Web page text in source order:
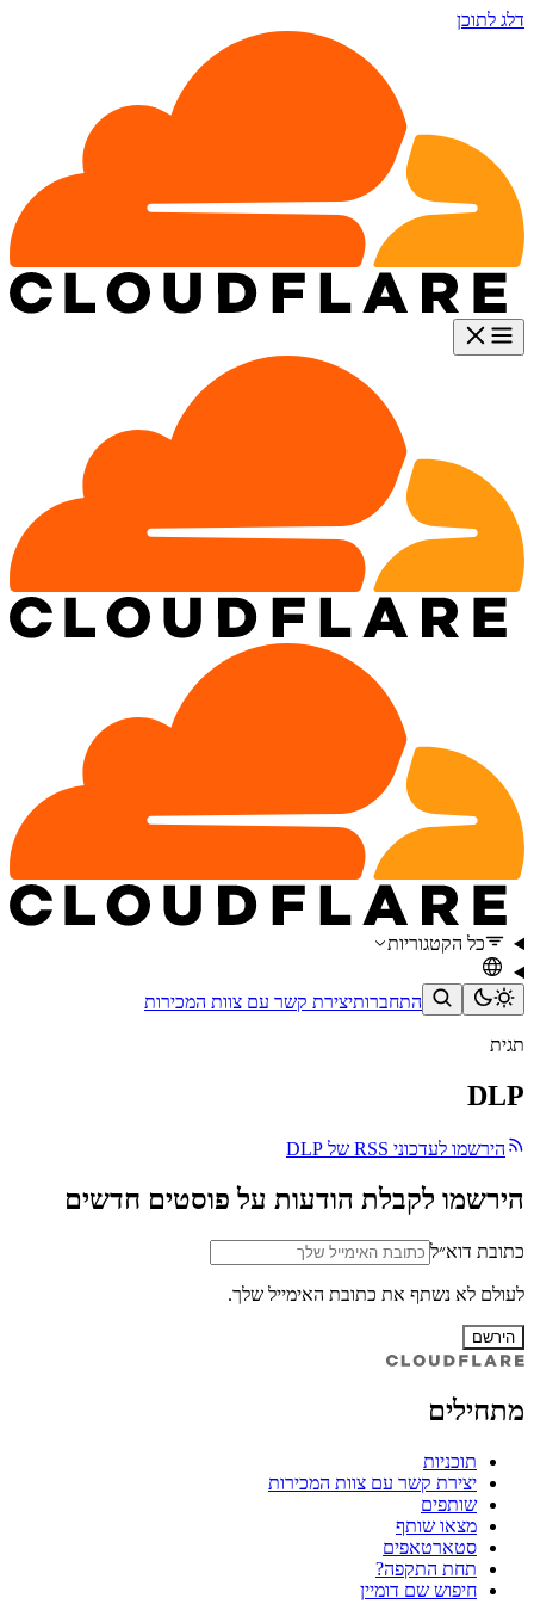
דלג לתוכן
כל הקטגוריות
התחברותיצירת קשר עם צוות המכירות
תגית
DLP
הירשמו לעדכוני RSS של DLP
הירשמו לקבלת הודעות על פוסטים חדשים
כתובת דוא״ל
לעולם לא נשתף את כתובת האימייל שלך.
הירשם
מתחילים
תוכניות
יצירת קשר עם צוות המכירות
שותפים
מצאו שותף
סטארטאפים
תחת התקפה?
חיפוש שם דומיין